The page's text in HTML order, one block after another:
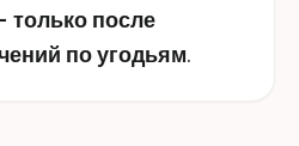
только после
по угодьям.